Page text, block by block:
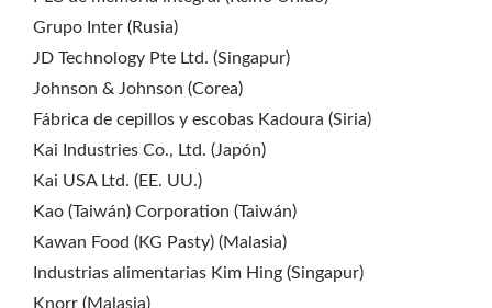
Grupo Inter (Rusia)
JD Technology Pte Ltd. (Singapur)
Johnson & Johnson (Corea)
Fábrica de cepillos y escobas Kadoura (Siria)
Kai Industries Co., Ltd. (Japón)
Kai USA Ltd. (EE. UU.)
Kao (Taiwán) Corporation (Taiwán)
Kawan Food (KG Pasty) (Malasia)
Industrias alimentarias Kim Hing (Singapur)
Knorr (Malasia)